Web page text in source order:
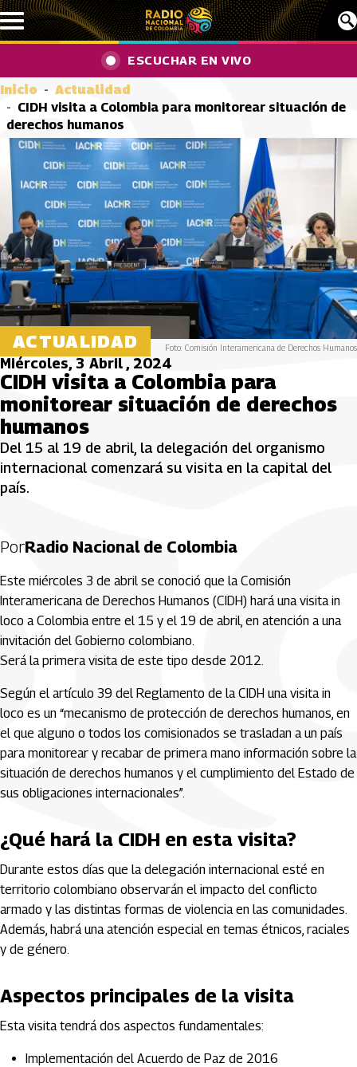
Pasar al contenido principal
ESCUCHAR EN VIVO
Inicio
Actualidad
CIDH visita a Colombia para monitorear situación de
derechos humanos
ACTUALIDAD Foto: Comisión Interamericana de Derechos Humanos
Miércoles, 3 Abril , 2024
CIDH visita a Colombia para
monitorear situación de derechos
humanos
Del 15 al 19 de abril, la delegación del organismo
internacional comenzará su visita en la capital del
país.
PorRadio Nacional de Colombia
Este miércoles 3 de abril se conoció que la Comisión
Interamericana de Derechos Humanos (CIDH) hará una visita in
loco a Colombia entre el 15 y el 19 de abril, en atención a una
invitación del Gobierno colombiano.
Será la primera visita de este tipo desde 2012.
Según el artículo 39 del Reglamento de la CIDH una visita in
loco es un “mecanismo de protección de derechos humanos, en
el que alguno o todos los comisionados se trasladan a un país
para monitorear y recabar de primera mano información sobre la
situación de derechos humanos y el cumplimiento del Estado de
sus obligaciones internacionales”.
¿Qué hará la CIDH en esta visita?
Durante estos días que la delegación internacional esté en
territorio colombiano observarán el impacto del conflicto
armado y las distintas formas de violencia en las comunidades.
Además, habrá una atención especial en temas étnicos, raciales
y de género.
Aspectos principales de la visita
Esta visita tendrá dos aspectos fundamentales:
Implementación del Acuerdo de Paz de 2016